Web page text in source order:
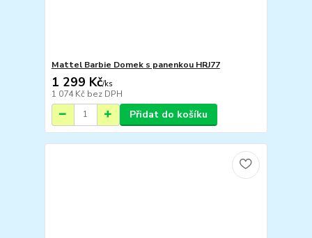
Mattel Barbie Domek s panenkou HRJ77
1 299 Kč/ks
1 074 Kč bez DPH
Přidat do košíku